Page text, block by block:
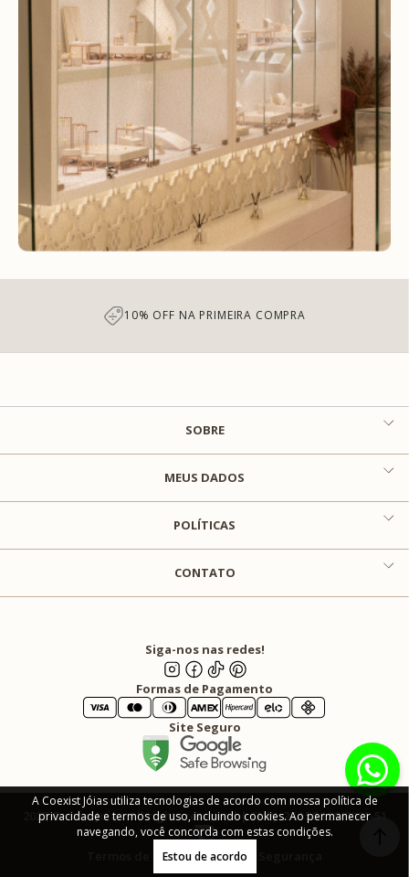
7% DE DESCONTO NO PIX
SOBRE
MEUS DADOS
POLÍTICAS
CONTATO
Siga-nos nas redes!
Formas de Pagamento
Site Seguro
2025 Coexist Joias. All rights reserved | CNPJ: 24.156.129/0001-51
Termos de UsoPrivacidade e Segurança
A Coexist Jóias utiliza tecnologias de acordo com nossa política de
privacidade e termos de uso, incluindo cookies. Ao permanecer
navegando, você concorda com estas condições.
Estou de acordo